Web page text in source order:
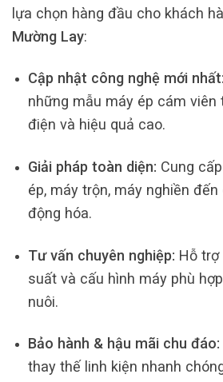
lựa chọn hàng đầu cho khách
Mường Lay:
Cập nhật công nghệ mới nhất:
những mẫu máy ép cám viên
điện và hiệu quả cao.
Giải pháp toàn diện: Cung
ép, máy trộn, máy nghiền
động hóa.
Tư vấn chuyên nghiệp: Hỗ
suất và cấu hình máy phù
nuôi.
Bảo hành & hậu mãi chu đáo:
thay thế linh kiện nhanh